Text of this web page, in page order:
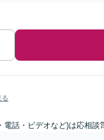
る
電話・ビデオなど)は応相談